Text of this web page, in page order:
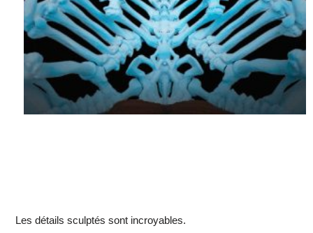
Les détails sculptés sont incroyables.